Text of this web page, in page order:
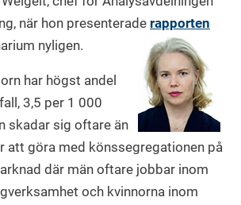
när hon presenterade rapporten
nyligen.
har högst andel
3,5 per 1 000
skadar sig oftare än
att göra med könssegregationen på
där män oftare jobbar inom
och kvinnorna inom